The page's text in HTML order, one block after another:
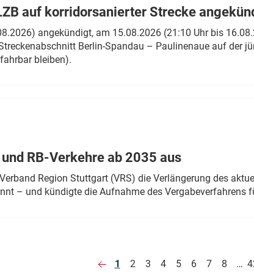
auf korridorsanierter Strecke
angekündigt, am 15.08.2026 (21:10 Uhr bis
Berlin-Spandau – Paulinenaue auf der
bleiben).
RB-Verkehre ab 2035 aus
Region Stuttgart (VRS) die Verlängerung des
– und kündigte die Aufnahme des Vergabeverfahrens
1 2 3 4 5 6 7 8 …